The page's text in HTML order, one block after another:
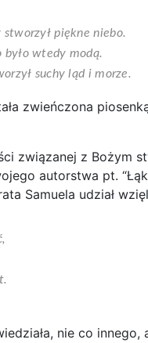
stworzył piękne niebo.
było wtedy modą.
suchy ląd i morze.
zwieńczona
związanej z Bożym
autorstwa pt.
Samuela udział
nie co